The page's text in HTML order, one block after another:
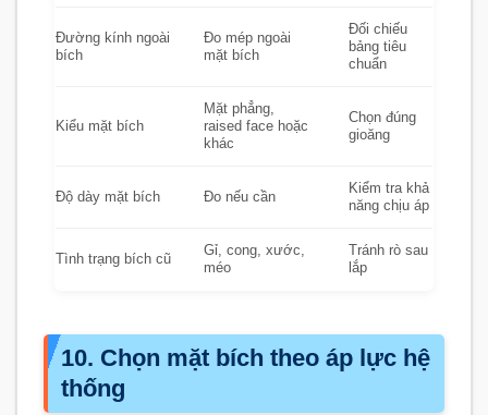
Đường kính ngoài
bích
Đo mép ngoài
mặt bích
Đối chiếu
bảng tiêu
chuẩn
Kiểu mặt bích
Mặt phẳng,
raised face hoặc
khác
Chọn đúng
gioăng
Độ dày mặt bích Đo nếu cần
Kiểm tra khả
năng chịu áp
Tình trạng bích cũ
Gỉ, cong, xước,
méo
Tránh rò sau
lắp
10. Chọn mặt bích theo áp lực hệ
thống